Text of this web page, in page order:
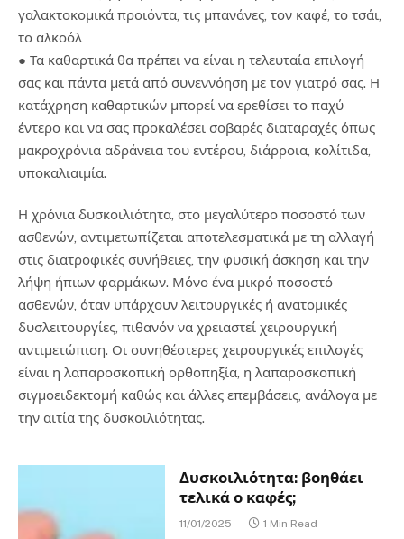
γαλακτοκομικά προιόντα, τις μπανάνες, τον καφέ, το τσάι,
το αλκοόλ
● Τα καθαρτικά θα πρέπει να είναι η τελευταία επιλογή
σας και πάντα μετά από συνεννόηση με τον γιατρό σας. Η
κατάχρηση καθαρτικών μπορεί να ερεθίσει το παχύ
έντερο και να σας προκαλέσει σοβαρές διαταραχές όπως
μακροχρόνια αδράνεια του εντέρου, διάρροια, κολίτιδα,
υποκαλιαιμία.
Η χρόνια δυσκοιλιότητα, στο μεγαλύτερο ποσοστό των
ασθενών, αντιμετωπίζεται αποτελεσματικά με τη αλλαγή
στις διατροφικές συνήθειες, την φυσική άσκηση και την
λήψη ήπιων φαρμάκων. Μόνο ένα μικρό ποσοστό
ασθενών, όταν υπάρχουν λειτουργικές ή ανατομικές
δυσλειτουργίες, πιθανόν να χρειαστεί χειρουργική
αντιμετώπιση. Οι συνηθέστερες χειρουργικές επιλογές
είναι η λαπαροσκοπική ορθοπηξία, η λαπαροσκοπική
σιγμοειδεκτομή καθώς και άλλες επεμβάσεις, ανάλογα με
την αιτία της δυσκοιλιότητας.
Δυσκοιλιότητα: βοηθάει
τελικά ο καφές;
11/01/2025 1 Min Read